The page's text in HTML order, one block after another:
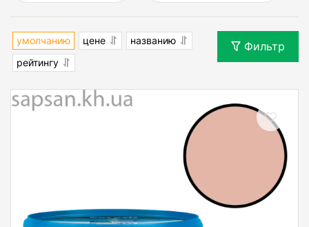
умолчанию цене
названию
рейтингу
Фильтр